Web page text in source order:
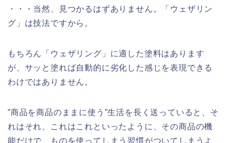
・・・当然、見つかるはずありません。「ウェザリン
グ」は技法ですから。
もちろん「ウェザリング」に適した塗料はあります
が、サッと塗れば自動的に劣化した感じを表現できる
わけではありません。
”商品を商品のままに使う”生活を長く送っていると、そ
れはそれ、これはこれといったように、その商品の機
能だけで、ものを使ってしまう習慣がついてしまうよ